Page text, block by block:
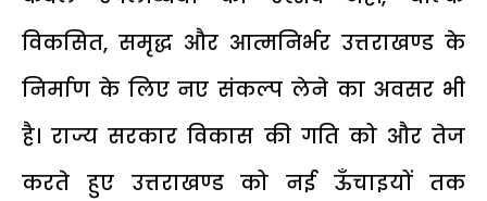
विकसित, समृद्ध और आत्मनिर्भर उत्तराखण्ड के
निर्माण के लिए नए संकल्प लेने का अवसर भी
है। राज्य सरकार विकास की गति को और तेज
करते हुए उत्तराखण्ड को नई ऊँचाइयों तक